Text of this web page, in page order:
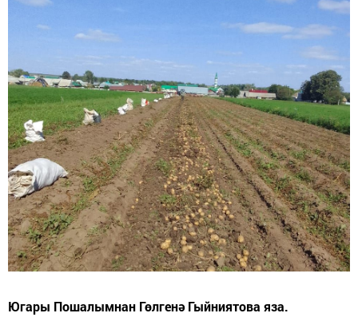
Югары Пошалымнан Гөлгенә Гыйниятова яза.